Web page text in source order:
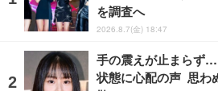
を調査へ
2026.8.7(金) 18:47
手の震えが止まらず
状態に心配の声 思わ